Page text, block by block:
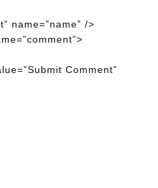
name=”name” />
Comment”